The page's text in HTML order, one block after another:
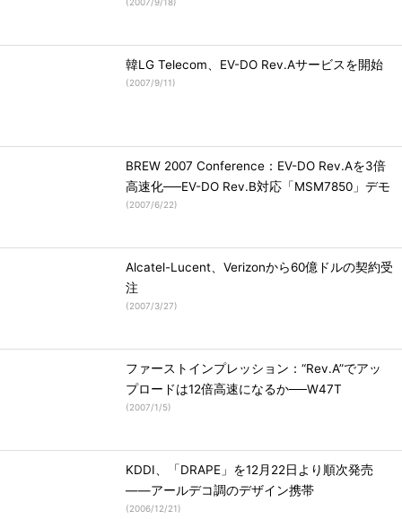
韓LG Telecom、EV-DO Rev.Aサービスを開始
(2007/9/11)
BREW 2007 Conference：EV-DO Rev.Aを3倍
高速化──EV-DO Rev.B対応「MSM7850」デモ
(2007/6/22)
Alcatel-Lucent、Verizonから60億ドルの契約受
注
(2007/3/27)
ファーストインプレッション：“Rev.A”でアッ
プロードは12倍高速になるか──W47T
(2007/1/5)
KDDI、「DRAPE」を12月22日より順次発売
――アールデコ調のデザイン携帯
(2006/12/21)